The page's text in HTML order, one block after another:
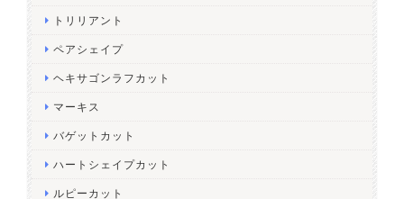
トリリアント
ペアシェイプ
ヘキサゴンラフカット
マーキス
バゲットカット
ハートシェイプカット
ルピーカット